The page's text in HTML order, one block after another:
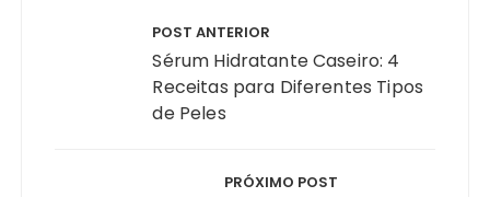
POST ANTERIOR
Sérum Hidratante Caseiro: 4
Receitas para Diferentes Tipos
de Peles
PRÓXIMO POST